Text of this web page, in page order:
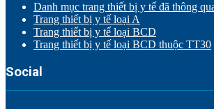
Danh mục trang thiết bị y tế đã thông
Trang thiết bị y tế loại A
Trang thiết bị y tế loại BCD
Trang thiết bị y tế loại BCD thuộc TT30
Social